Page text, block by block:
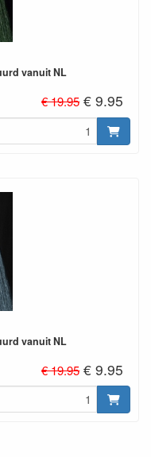
vanuit NL
€ 19.95€ 9.95
vanuit NL
€ 19.95€ 9.95